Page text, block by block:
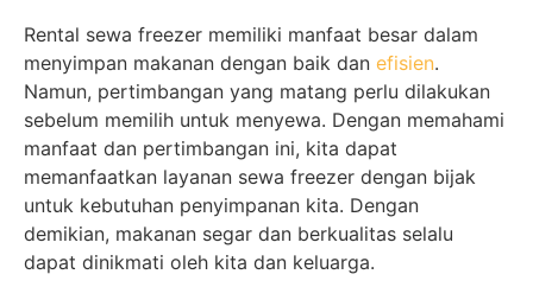
Rental sewa freezer memiliki manfaat besar dalam
menyimpan makanan dengan baik dan efisien.
Namun, pertimbangan yang matang perlu dilakukan
sebelum memilih untuk menyewa. Dengan memahami
manfaat dan pertimbangan ini, kita dapat
memanfaatkan layanan sewa freezer dengan bijak
untuk kebutuhan penyimpanan kita. Dengan
demikian, makanan segar dan berkualitas selalu
dapat dinikmati oleh kita dan keluarga.